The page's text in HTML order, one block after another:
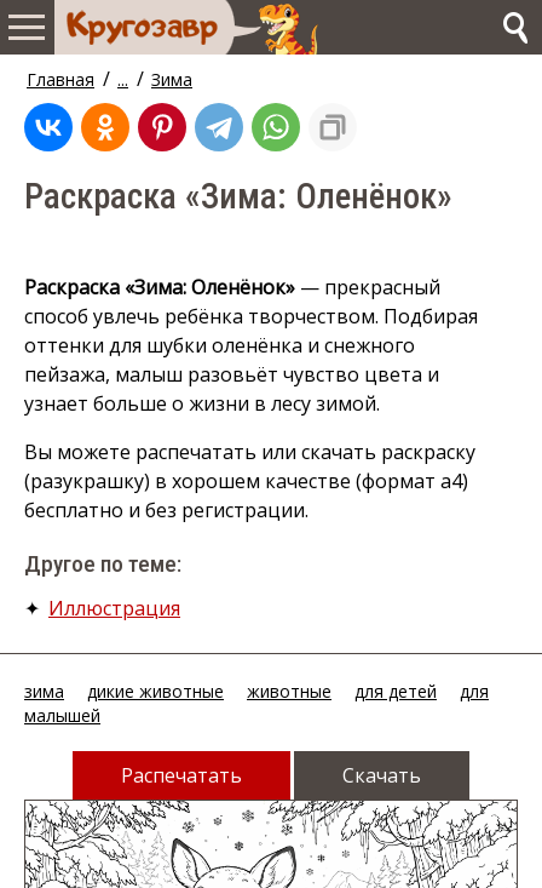
Главная / ... / Зима
Раскраска «Зима: Оленёнок»
Раскраска «Зима: Оленёнок» — прекрасный
способ увлечь ребёнка творчеством. Подбирая
оттенки для шубки оленёнка и снежного
пейзажа, малыш разовьёт чувство цвета и
узнает больше о жизни в лесу зимой.
Вы можете распечатать или скачать раскраску
(разукрашку) в хорошем качестве (формат а4)
бесплатно и без регистрации.
Другое по теме:
✦ Иллюстрация
зима дикие животные животные для детей
для
малышей
Распечатать Скачать